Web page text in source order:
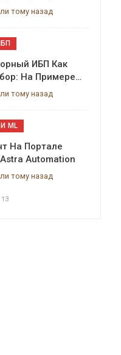
тому назад
ИБП Как
На Примере…
тому назад
ML
На Портале
Automation
тому назад